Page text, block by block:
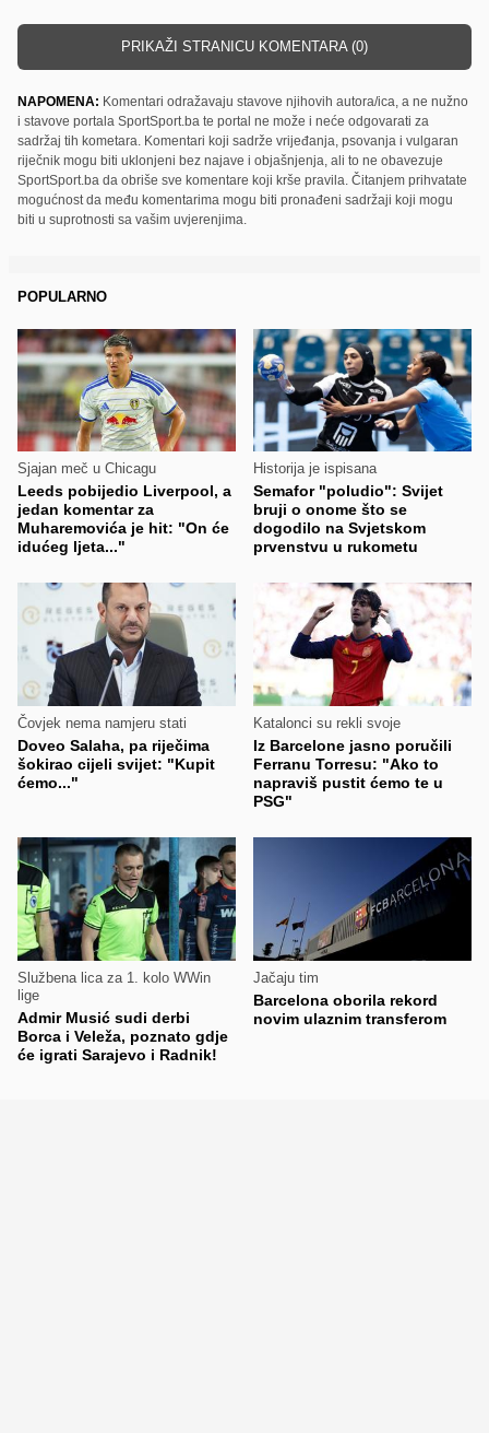
PRIKAŽI STRANICU KOMENTARA (0)
NAPOMENA: Komentari odražavaju stavove njihovih autora/ica, a ne nužno
i stavove portala SportSport.ba te portal ne može i neće odgovarati za
sadržaj tih kometara. Komentari koji sadrže vrijeđanja, psovanja i vulgaran
riječnik mogu biti uklonjeni bez najave i objašnjenja, ali to ne obavezuje
SportSport.ba da obriše sve komentare koji krše pravila. Čitanjem prihvatate
mogućnost da među komentarima mogu biti pronađeni sadržaji koji mogu
biti u suprotnosti sa vašim uvjerenjima.
POPULARNO
Sjajan meč u Chicagu
Leeds pobijedio Liverpool, a
jedan komentar za
Muharemovića je hit: "On će
idućeg ljeta..."
Historija je ispisana
Semafor "poludio": Svijet
bruji o onome što se
dogodilo na Svjetskom
prvenstvu u rukometu
Čovjek nema namjeru stati
Doveo Salaha, pa riječima
šokirao cijeli svijet: "Kupit
ćemo..."
Katalonci su rekli svoje
Iz Barcelone jasno poručili
Ferranu Torresu: "Ako to
napraviš pustit ćemo te u
PSG"
Službena lica za 1. kolo WWin
lige
Admir Musić sudi derbi
Borca i Veleža, poznato gdje
će igrati Sarajevo i Radnik!
Jačaju tim
Barcelona oborila rekord
novim ulaznim transferom